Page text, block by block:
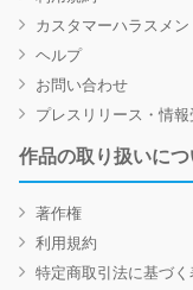
カスタマーハラスメ
ヘルプ
お問い合わせ
プレスリリース・情報
作品の取り扱いにつ
著作権
利用規約
特定商取引法に基づく